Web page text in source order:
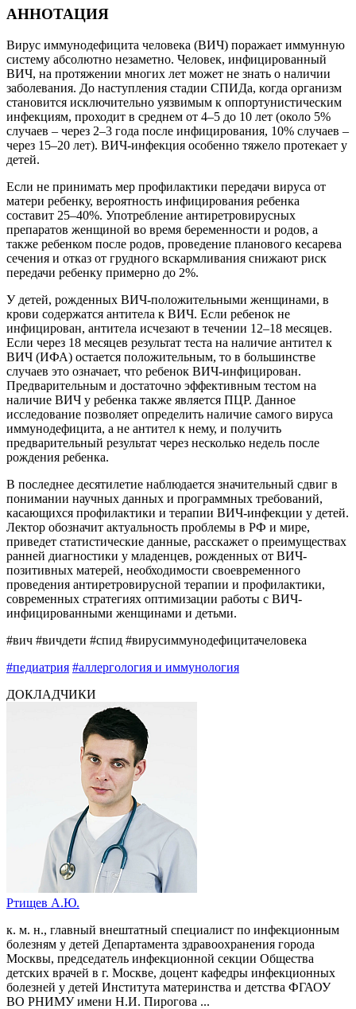
АННОТАЦИЯ
Вирус иммунодефицита человека (ВИЧ) поражает иммунную
систему абсолютно незаметно. Человек, инфицированный
ВИЧ, на протяжении многих лет может не знать о наличии
заболевания. До наступления стадии СПИДа, когда организм
становится исключительно уязвимым к оппортунистическим
инфекциям, проходит в среднем от 4–5 до 10 лет (около 5%
случаев – через 2–3 года после инфицирования, 10% случаев –
через 15–20 лет). ВИЧ-инфекция особенно тяжело протекает у
детей.
Если не принимать мер профилактики передачи вируса от
матери ребенку, вероятность инфицирования ребенка
составит 25–40%. Употребление антиретровирусных
препаратов женщиной во время беременности и родов, а
также ребенком после родов, проведение планового кесарева
сечения и отказ от грудного вскармливания снижают риск
передачи ребенку примерно до 2%.
У детей, рожденных ВИЧ-положительными женщинами, в
крови содержатся антитела к ВИЧ. Если ребенок не
инфицирован, антитела исчезают в течении 12–18 месяцев.
Если через 18 месяцев результат теста на наличие антител к
ВИЧ (ИФА) остается положительным, то в большинстве
случаев это означает, что ребенок ВИЧ-инфицирован.
Предварительным и достаточно эффективным тестом на
наличие ВИЧ у ребенка также является ПЦР. Данное
исследование позволяет определить наличие самого вируса
иммунодефицита, а не антител к нему, и получить
предварительный результат через несколько недель после
рождения ребенка.
В последнее десятилетие наблюдается значительный сдвиг в
понимании научных данных и программных требований,
касающихся профилактики и терапии ВИЧ-инфекции у детей.
Лектор обозначит актуальность проблемы в РФ и мире,
приведет статистические данные, расскажет о преимуществах
ранней диагностики у младенцев, рожденных от ВИЧ-
позитивных матерей, необходимости своевременного
проведения антиретровирусной терапии и профилактики,
современных стратегиях оптимизации работы с ВИЧ-
инфицированными женщинами и детьми.
#вич #вичдети #спид #вирусиммунодефицитачеловека
#педиатрия #аллергология и иммунология
ДОКЛАДЧИКИ
Ртищев А.Ю.
к. м. н., главный внештатный специалист по инфекционным
болезням у детей Департамента здравоохранения города
Москвы, председатель инфекционной секции Общества
детских врачей в г. Москве, доцент кафедры инфекционных
болезней у детей Института материнства и детства ФГАОУ
ВО РНИМУ имени Н.И. Пирогова ...